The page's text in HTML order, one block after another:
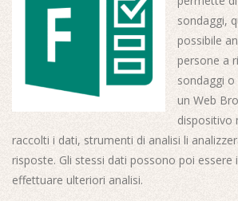
sondaggi,
possibile
persone a
sondaggi
un Web
dispositivo
raccolti i dati, strumenti di analisi li
risposte. Gli stessi dati possono poi essere
effettuare ulteriori analisi.